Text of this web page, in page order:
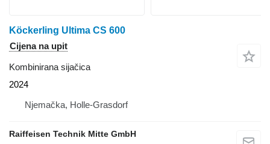
Köckerling Ultima CS 600
Cijena na upit
Kombinirana sijačica
2024
Njemačka, Holle-Grasdorf
Raiffeisen Technik Mitte GmbH